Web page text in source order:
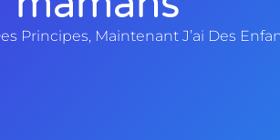
Principes, Maintenant J’ai Des